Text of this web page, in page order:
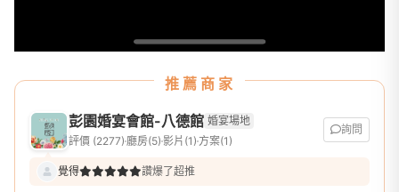
推薦商家
彭園婚宴會館-八德館 婚宴場地
評價 (2277) 廳房(5) 影片(1) 方案(1)
詢問
覺得 讚爆了超推